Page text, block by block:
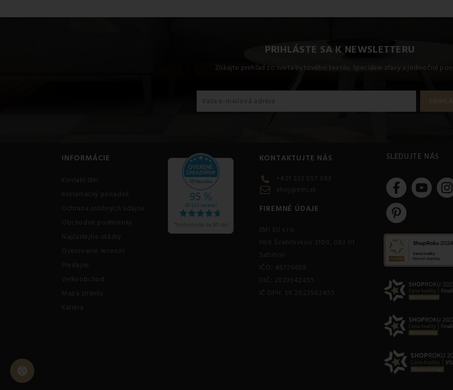
PRIHLÁSTE SA K NEWSLETTERU
Získajte prehľad zo sveta bytového textilu, špeciálne zľavy a jedinečné
INFORMÁCIE
Kontakt EMI
Reklamačný poriadok
Ochrana osobných údajov
Obchodné podmienky
Najčastejšie otázky
Overovanie recenzií
Predajne
Veľkoobchod
Mapa stránky
Kariéra
KONTAKTUJTE NÁS
+421 233 057 083
ahoj@emi.sk
FIREMNÉ ÚDAJE
EMI EU s.r.o.
Pod Švabľovkou 2100, 083 01
Sabinov
IČO: 46726608
DIČ: 2023542455
IČ DPH: SK 2023542455
SLEDUJTE NÁS